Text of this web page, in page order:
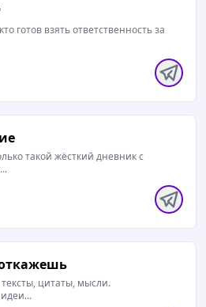
готов взять ответственность за
такой жёсткий дневник с
цитаты, мысли.